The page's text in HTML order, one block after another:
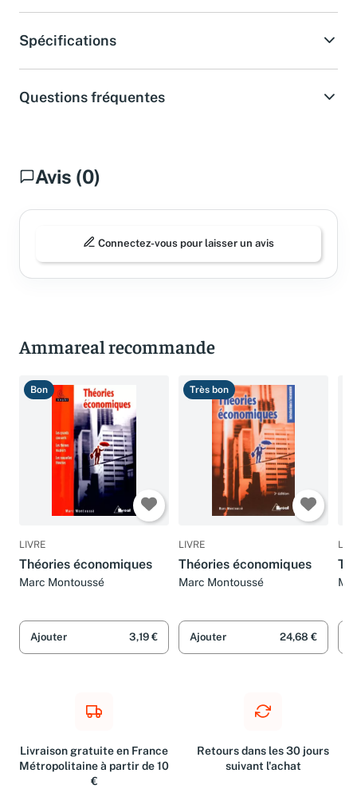
Spécifications
Questions fréquentes
Avis (0)
Connectez-vous pour laisser un avis
Ammareal recommande
Bon
LIVRE
Théories économiques
Marc Montoussé
Ajouter 3,19 €
Très bon
LIVRE
Théories économiques
Marc Montoussé
Ajouter 24,68 €
Livraison gratuite en France
Métropolitaine à partir de 10
€
Retours dans les 30 jours
suivant l'achat